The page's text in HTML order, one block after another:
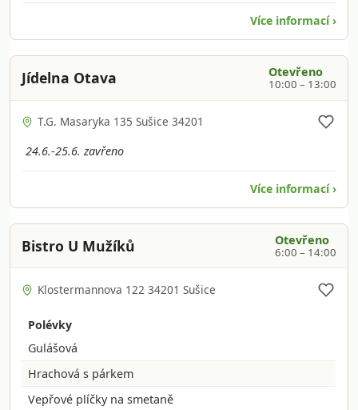
Více informací ›
Jídelna Otava Otevřeno
10:00 – 13:00
T.G. Masaryka 135 Sušice 34201
24.6.-25.6. zavřeno
Více informací ›
Bistro U Mužíků Otevřeno
6:00 – 14:00
Klostermannova 122 34201 Sušice
Polévky
Gulášová
Hrachová s párkem
Vepřové plíčky na smetaně